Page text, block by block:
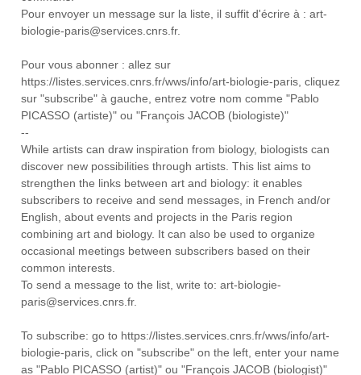
Pour envoyer un message sur la liste, il suffit d'écrire à : art-
biologie-paris@services.cnrs.fr.
Pour vous abonner : allez sur
https://listes.services.cnrs.fr/wws/info/art-biologie-paris, cliquez
sur "subscribe" à gauche, entrez votre nom comme "Pablo
PICASSO (artiste)" ou "François JACOB (biologiste)"
--
While artists can draw inspiration from biology, biologists can
discover new possibilities through artists. This list aims to
strengthen the links between art and biology: it enables
subscribers to receive and send messages, in French and/or
English, about events and projects in the Paris region
combining art and biology. It can also be used to organize
occasional meetings between subscribers based on their
common interests.
To send a message to the list, write to: art-biologie-
paris@services.cnrs.fr.
To subscribe: go to https://listes.services.cnrs.fr/wws/info/art-
biologie-paris, click on "subscribe" on the left, enter your name
as "Pablo PICASSO (artist)" ou "François JACOB (biologist)"